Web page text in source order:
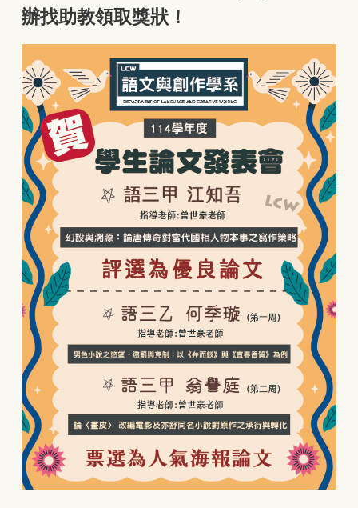
辦找助教領取獎狀！